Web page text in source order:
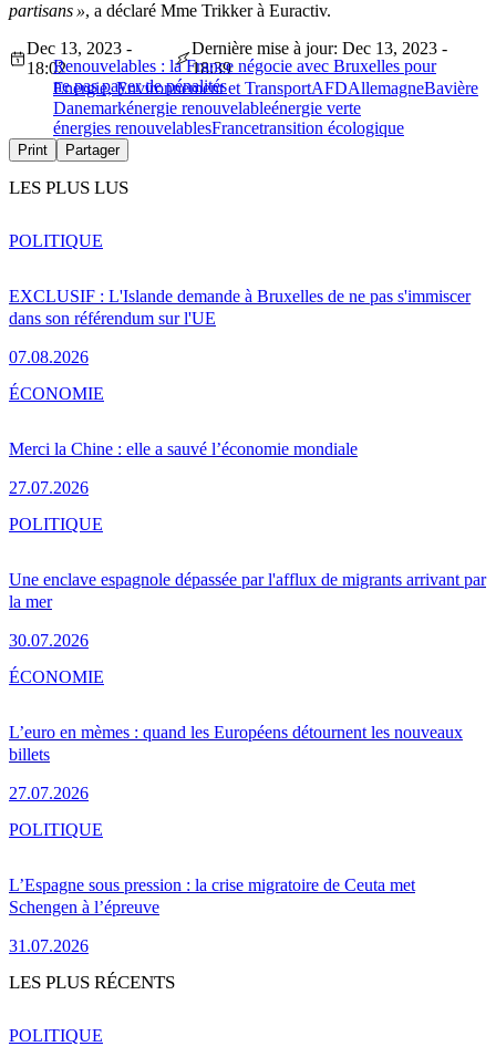
partisans », a déclaré Mme Trikker à Euractiv.
Renouvelables : la France négocie avec Bruxelles pour
ne pas payer de pénalités
Dec 13, 2023 -
18:02
Dernière mise à jour: Dec 13, 2023 -
18:39
Energie, Environnement et TransportAFDAllemagneBavière
Danemarkénergie renouvelableénergie verte
énergies renouvelablesFrancetransition écologique
Print Partager
LES PLUS LUS
EXCLUSIF : L'Islande demande à Bruxelles de ne pas s'immiscer
dans son référendum sur l'UE
07.08.2026
POLITIQUE
Merci la Chine : elle a sauvé l’économie mondiale
27.07.2026
ÉCONOMIE
Une enclave espagnole dépassée par l'afflux de migrants arrivant par
la mer
30.07.2026
POLITIQUE
L’euro en mèmes : quand les Européens détournent les nouveaux
billets
27.07.2026
ÉCONOMIE
L’Espagne sous pression : la crise migratoire de Ceuta met
Schengen à l’épreuve
31.07.2026
POLITIQUE
LES PLUS RÉCENTS
POLITIQUE